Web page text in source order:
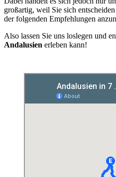
großartig, weil Sie sich
der folgenden Empfehlungen
Also lassen Sie uns loslegen und
Andalusien erleben kann!